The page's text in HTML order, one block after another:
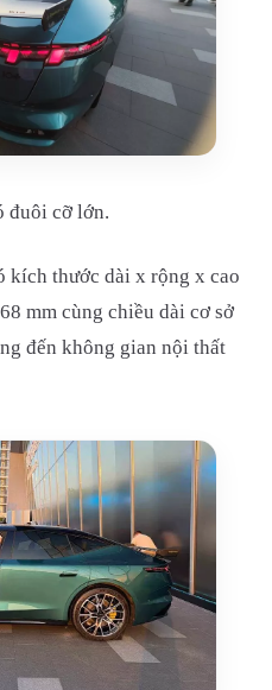
đuôi cỡ lớn.
kích thước dài x rộng x cao
mm cùng chiều dài cơ sở
đến không gian nội thất